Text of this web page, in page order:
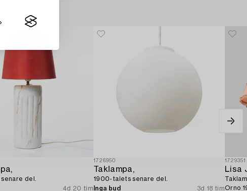
del.
4d 20 tim
1726950
Taklampa,
1900-talets senare del.
Inga bud
3d 18 tim
1729351
Lisa
Orno